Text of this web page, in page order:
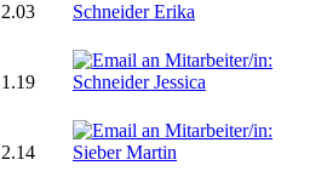
2.03
1.19
2.14